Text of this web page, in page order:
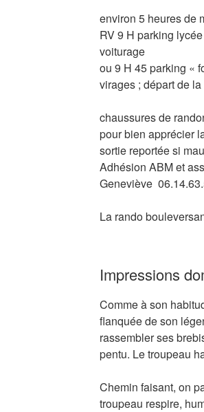
environ 5 heures de
RV 9 H parking
voiturage
ou 9 H 45 parking «
virages ; départ de
chaussures de
pour bien apprécier
sortie reportée si
Adhésion ABM et
Geneviève
La rando
Impressions
Comme à son
flanquée de son
rassembler ses
pentu. Le troupeau
Chemin faisant, on
troupeau respire,